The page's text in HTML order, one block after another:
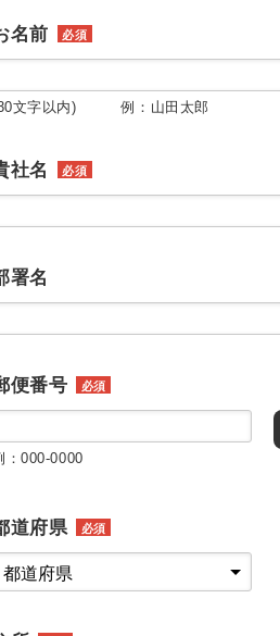
名前 必須
文字以内) 例：山田太郎
社名 必須
署名
便番号 必須
：000-0000
道府県 必須